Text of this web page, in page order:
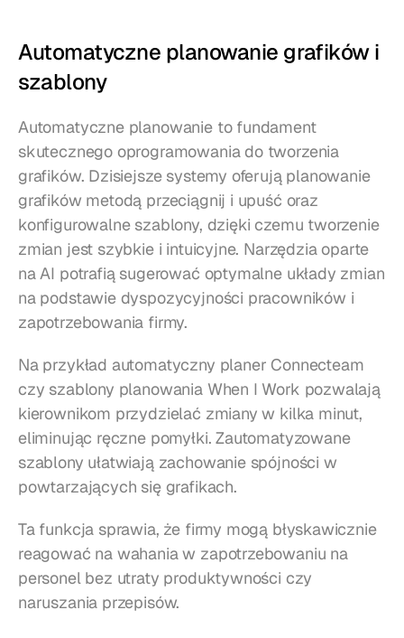
Automatyczne planowanie grafików i
szablony
Automatyczne planowanie to fundament
skutecznego oprogramowania do tworzenia
grafików. Dzisiejsze systemy oferują planowanie
grafików metodą przeciągnij i upuść oraz
konfigurowalne szablony, dzięki czemu tworzenie
zmian jest szybkie i intuicyjne. Narzędzia oparte
na AI potrafią sugerować optymalne układy zmian
na podstawie dyspozycyjności pracowników i
zapotrzebowania firmy.
Na przykład automatyczny planer Connecteam
czy szablony planowania When I Work pozwalają
kierownikom przydzielać zmiany w kilka minut,
eliminując ręczne pomyłki. Zautomatyzowane
szablony ułatwiają zachowanie spójności w
powtarzających się grafikach.
Ta funkcja sprawia, że firmy mogą błyskawicznie
reagować na wahania w zapotrzebowaniu na
personel bez utraty produktywności czy
naruszania przepisów.